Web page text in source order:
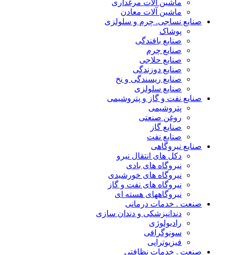
ماشین آلات مرغداری
ماشین آلات معادن
صنایع نساجی. چرم و سلولزی
پوشاک
صنایع بافندگی
صنایع چرم
صنایع حلاجی
صنایع دوزندگی
صنایع ریسندگی و نخ
صنایع سلولزی
صنایع نفت و گاز و پتروشیمی
پتروشیمی
روغن صنعتی
صنایع گاز
صنایع نفت
صنایع نیروگاهی
دکل های انتقال نیرو
نیروگاه های بادی
نیروگاه های خورشیدی
نیروگاه های نفت و گاز
نیروگاههای هسته ای
صنعت . خدمات درمانی
دندانپزشکی و دندان سازی
رادیولوژی
سونوگرافی
فیزیوتراپی
صنعت . خدمات نظافتی